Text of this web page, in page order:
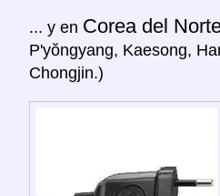
... y en Corea del
P'yŏngyang, Kaesong,
Chongjin.)